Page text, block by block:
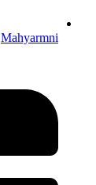
Mahyarmni